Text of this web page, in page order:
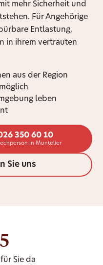
mehr Sicherheit und
Für Angehörige
Entlastung,
in ihrem vertrauten
aus der Region
leben
350 60 10
in Muntelier
Sie uns
Sie da